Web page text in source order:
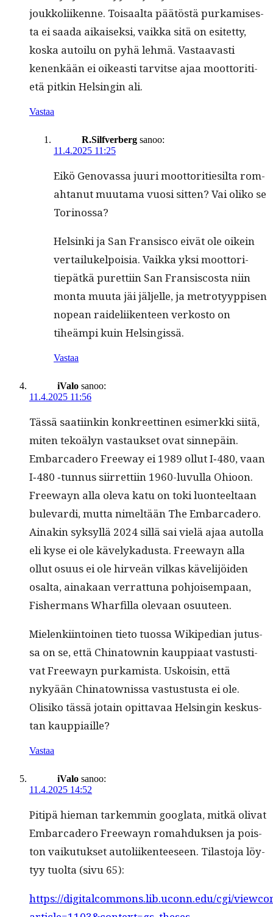
joukkoli­ikenne. Toisaal­ta päätöstä purkamis­es­
ta ei saa­da aikaisek­si, vaik­ka sitä on esitet­ty,
kos­ka autoilu on pyhä lehmä. Vas­taavasti
kenenkään ei oikeasti tarvitse ajaa moot­tori­ti­
etä pitkin Helsin­gin ali.
Vastaa
R.Silfverberg sanoo:
11.4.2025 11:25
Eikö Gen­o­vas­sa juuri moot­tori­tiesil­ta rom­
ah­tanut muu­ta­ma vuosi sit­ten? Vai oliko se
Torinossa?
Helsin­ki ja San Fran­sis­co eivät ole oikein
ver­tailukelpoisia. Vaik­ka yksi moot­tori­
tiepätkä puret­ti­in San Fran­sis­cos­ta niin
mon­ta muu­ta jäi jäl­jelle, ja metrotyyp­pisen
nopean raideli­iken­teen verkos­to on
tiheämpi kuin Helsingissä.
Vastaa
iValo sanoo:
11.4.2025 11:56
Tässä saati­inkin konkreet­ti­nen esimerk­ki siitä,
miten tekoä­lyn vas­tauk­set ovat sin­nepäin.
Embar­cadero Free­way ei 1989 ollut I‑480, vaan
I‑480 ‑tun­nus siir­ret­ti­in 1960-luvul­la Ohioon.
Free­wayn alla ole­va katu on toki luon­teeltaan
bule­var­di, mut­ta nimeltään The Embar­cadero.
Ainakin syksyl­lä 2024 sil­lä sai vielä ajaa autol­la
eli kyse ei ole käve­lykadus­ta. Free­wayn alla
ollut osu­us ei ole hirveän vilkas käveli­jöi­den
osalta, ainakaan ver­rat­tuna pohjoisem­paan,
Fish­er­mans Wharfil­la ole­vaan osuuteen.
Mie­lenki­in­toinen tieto tuos­sa Wikipedi­an jutus­
sa on se, että Chi­na­town­in kaup­pi­aat vas­tus­ti­
vat Free­wayn purkamista. Uskoisin, että
nykyään Chi­na­town­is­sa vas­tus­tus­ta ei ole.
Olisiko tässä jotain opit­tavaa Helsin­gin keskus­
tan kauppiaille?
Vastaa
iValo sanoo:
11.4.2025 14:52
Pitipä hie­man tarkem­min googlata, mitkä oli­vat
Embar­cadero Free­wayn rom­ah­duk­sen ja pois­
ton vaiku­tuk­set autoli­iken­teeseen. Tilas­to­ja löy­
tyy tuol­ta (sivu 65):
https://digitalcommons.lib.uconn.edu/cgi/